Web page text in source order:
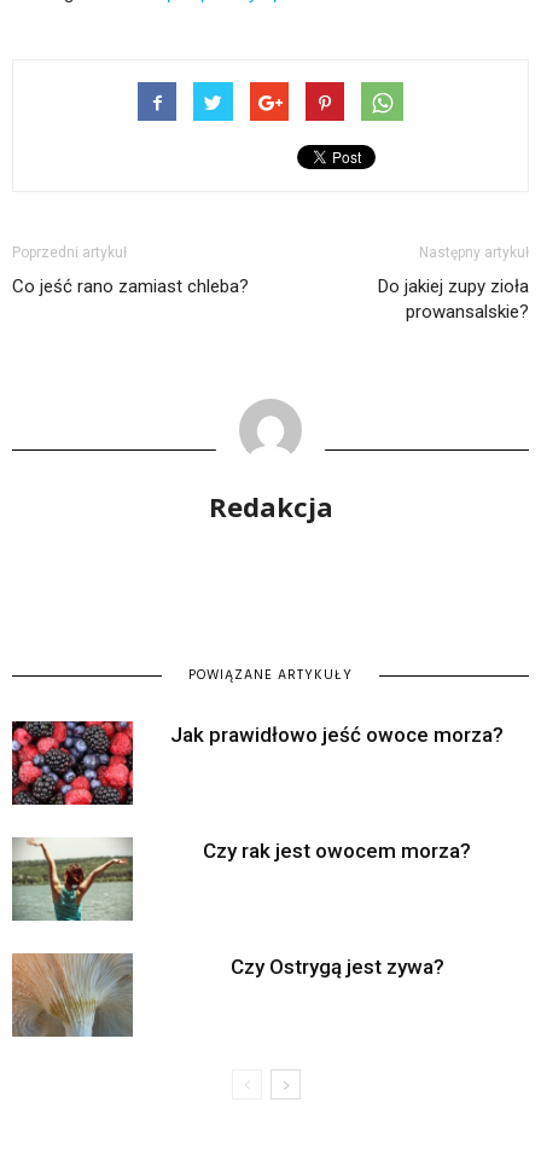
Poprzedni artykuł
Co jeść rano zamiast chleba?
Następny artykuł
Do jakiej zupy zioła
prowansalskie?
Redakcja
POWIĄZANE ARTYKUŁY
Jak prawidłowo jeść owoce morza?
Czy rak jest owocem morza?
Czy Ostrygą jest zywa?